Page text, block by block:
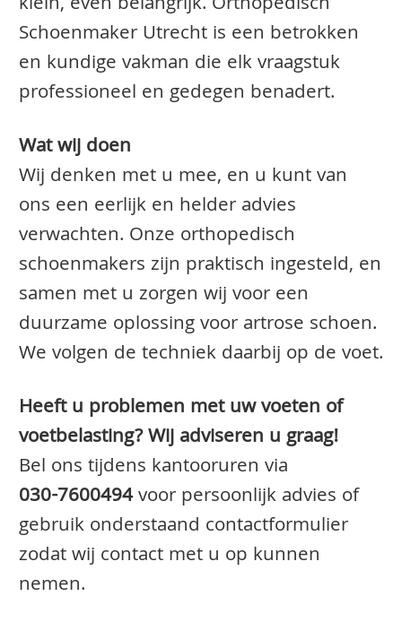
Schoenmaker Utrecht is een betrokken
en kundige vakman die elk vraagstuk
professioneel en gedegen benadert.
Wat wij doen
Wij denken met u mee, en u kunt van
ons een eerlijk en helder advies
verwachten. Onze orthopedisch
schoenmakers zijn praktisch ingesteld, en
samen met u zorgen wij voor een
duurzame oplossing voor artrose schoen.
We volgen de techniek daarbij op de voet.
Heeft u problemen met uw voeten of
voetbelasting? Wij adviseren u graag!
Bel ons tijdens kantooruren via
030-7600494voor persoonlijk advies of
gebruik onderstaand contactformulier
zodat wij contact met u op kunnen
nemen.